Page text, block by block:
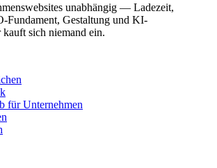
unabhängig — Ladezeit,
Fundament, Gestaltung und KI-
sich niemand ein.
für Unternehmen